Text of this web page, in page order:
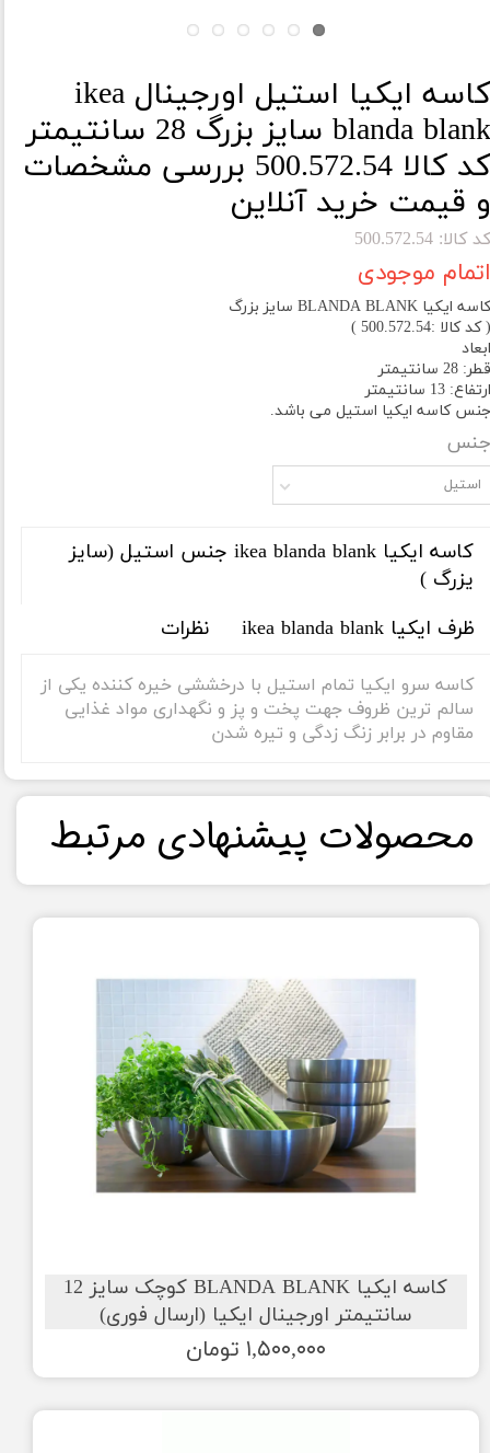
کاسه ایکیا استیل اورجینال ikea
blanda blank سایز بزرگ 28 سانتیمتر
کد کالا 500.572.54 بررسی مشخصات
و قیمت خرید آنلاین
کد کالا: 500.572.54
اتمام موجودی
کاسه ایکیا BLANDA BLANK سایز بزرگ
( کد کالا :500.572.54 )
ابعاد
قطر: 28 سانتیمتر
ارتفاع: 13 سانتیمتر
جنس کاسه ایکیا استیل می باشد.
جنس
استیل
کاسه ایکیا ikea blanda blank جنس استیل (سایز
یزرگ )
ظرف ایکیا ikea blanda blank
نظرات
کاسه سرو ایکیا تمام استیل با درخششی خیره کننده یکی از
سالم ترین ظروف جهت پخت و پز و نگهداری مواد غذایی
مقاوم در برابر زنگ زدگی و تیره شدن
کاسه ایکیا BLANDA BLANK کوچک سایز 12
سانتیمتر اورجینال ایکیا (ارسال فوری)
۱,۵۰۰,۰۰۰ تومان
​محصولات پیشنهادی مرتبط​​​​​​​